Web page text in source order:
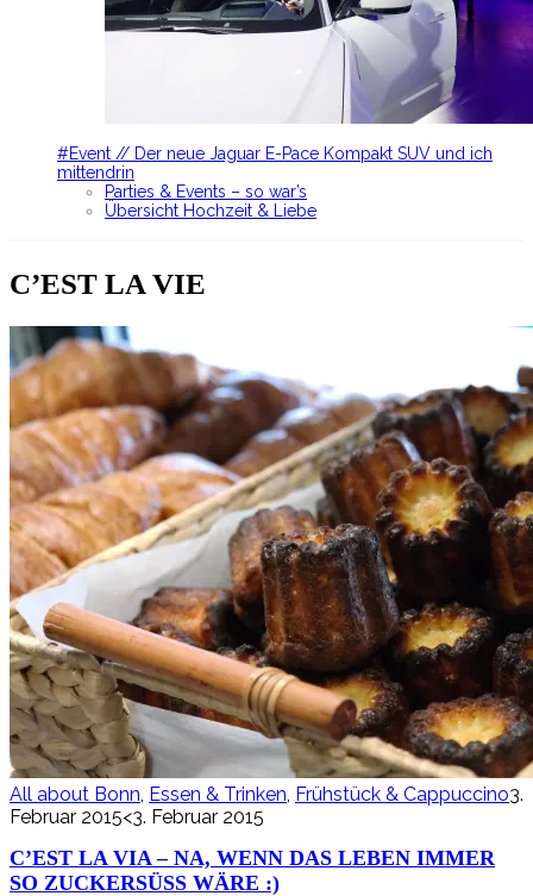
#Event // Der neue Jaguar E-Pace Kompakt SUV und ich
mittendrin
Parties & Events – so war’s
Übersicht Hochzeit & Liebe
C’EST LA VIE
All about Bonn, Essen & Trinken, Frühstück & Cappuccino3.
Februar 2015<3. Februar 2015
C’EST LA VIA – NA, WENN DAS LEBEN IMMER
SO ZUCKERSÜSS WÄRE :)